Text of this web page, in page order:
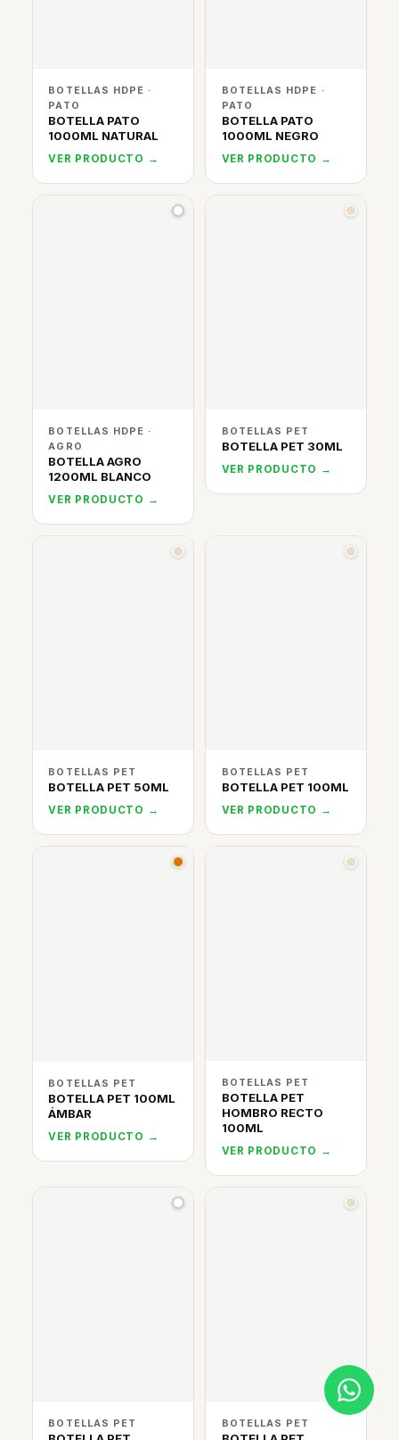
BOTELLAS HDPE ·
PATO
BOTELLA PATO
1000ML NATURAL
VER PRODUCTO →
BOTELLAS HDPE ·
PATO
BOTELLA PATO
1000ML NEGRO
VER PRODUCTO →
BOTELLAS HDPE ·
AGRO
BOTELLA AGRO
1200ML BLANCO
VER PRODUCTO →
BOTELLAS PET
BOTELLA PET 30ML
VER PRODUCTO →
BOTELLAS PET
BOTELLA PET 50ML
VER PRODUCTO →
BOTELLAS PET
BOTELLA PET 100ML
VER PRODUCTO →
BOTELLAS PET
BOTELLA PET 100ML
ÁMBAR
VER PRODUCTO →
BOTELLAS PET
BOTELLA PET
HOMBRO RECTO
100ML
VER PRODUCTO →
BOTELLAS PET BOTELLAS PET